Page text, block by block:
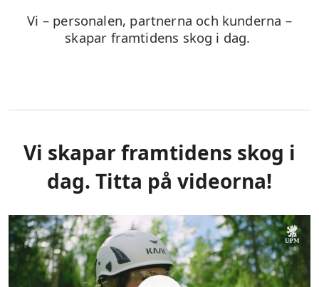
Vi – personalen, partnerna och kunderna –
skapar framtidens skog i dag.
Vi skapar framtidens skog i
dag. Titta på videorna!